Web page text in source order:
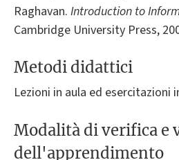
Raghavan. Introduction to
Cambridge University Press,
Metodi didattici
Lezioni in aula ed esercitazioni
Modalità di verifica e
dell'apprendimento